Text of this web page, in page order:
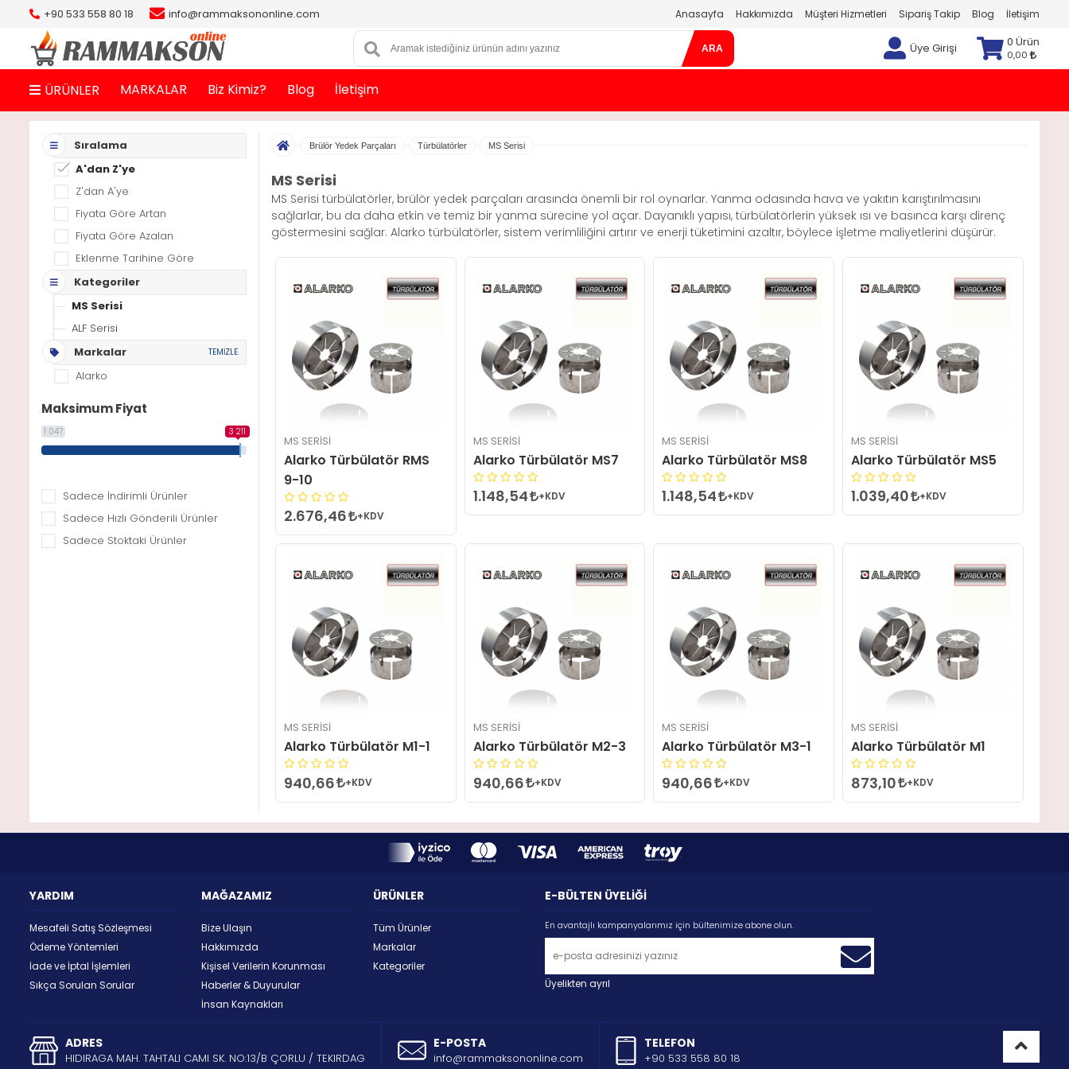
+90 533 558 80 18 info@rammaksononline.com Anasayfa Hakkımızda Müşteri Hizmetleri Sipariş Takip Blog İletişim
ARA Üye Girişi 0 Ürün
0,00
ÜRÜNLER MARKALAR Biz Kimiz? Blog İletişim
Sıralama
A'dan Z'ye
Z'dan A'ye
Fiyata Göre Artan
Fiyata Göre Azalan
Eklenme Tarihine Göre
Kategoriler
MS Serisi
ALF Serisi
Markalar
TEMİZLE
Alarko
Maksimum Fiyat
1 047 3 211
Sadece İndirimli Ürünler
Sadece Hızlı Gönderili Ürünler
Sadece Stoktaki Ürünler
Brülör Yedek Parçaları Türbülatörler MS Serisi
MS Serisi
MS Serisi türbülatörler, brülör yedek parçaları arasında önemli bir rol oynarlar. Yanma odasında hava ve yakıtın karıştırılmasını
sağlarlar, bu da daha etkin ve temiz bir yanma sürecine yol açar. Dayanıklı yapısı, türbülatörlerin yüksek ısı ve basınca karşı direnç
göstermesini sağlar. Alarko türbülatörler, sistem verimliliğini artırır ve enerji tüketimini azaltır, böylece işletme maliyetlerini düşürür.
MS SERISI
Alarko Türbülatör RMS
9-10
2.676,46 +KDV
MS SERISI
Alarko Türbülatör MS7
1.148,54 +KDV
MS SERISI
Alarko Türbülatör MS8
1.148,54 +KDV
MS SERISI
Alarko Türbülatör MS5
1.039,40 +KDV
MS SERISI
Alarko Türbülatör M1-1
940,66 +KDV
MS SERISI
Alarko Türbülatör M2-3
940,66 +KDV
MS SERISI
Alarko Türbülatör M3-1
940,66 +KDV
MS SERISI
Alarko Türbülatör M1
873,10 +KDV
YARDIM
Mesafeli Satış Sözleşmesi
Ödeme Yöntemleri
İade ve İptal İşlemleri
Sıkça Sorulan Sorular
MAĞAZAMIZ
Bize Ulaşın
Hakkımızda
Kişisel Verilerin Korunması
Haberler & Duyurular
İnsan Kaynakları
ÜRÜNLER
Tüm Ürünler
Markalar
Kategoriler
E-BÜLTEN ÜYELİĞİ
En avantajlı kampanyalarımız için bültenimize abone olun.
Üyelikten ayrıl
ADRES
HIDIRAGA MAH. TAHTALI CAMI SK. NO:13/B ÇORLU / TEKIRDAG
E-POSTA
info@rammaksononline.com
TELEFON
+90 533 558 80 18